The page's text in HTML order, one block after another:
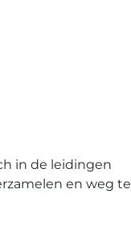
in de leidingen
en weg te